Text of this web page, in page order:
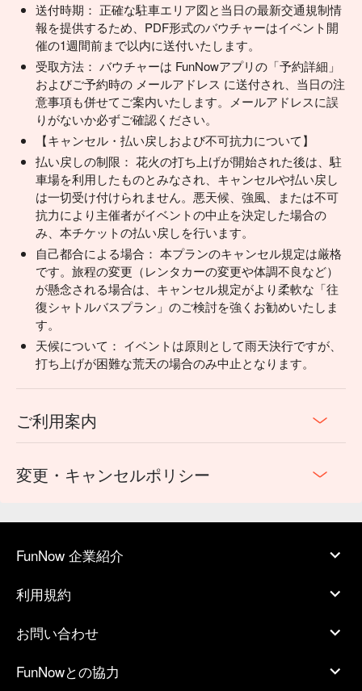
送付時期： 正確な駐車エリア図と当日の最新交通規制情
報を提供するため、PDF形式のバウチャーはイベント開
催の1週間前まで以内に送付いたします。
受取方法： バウチャーは FunNowアプリの「予約詳細」
およびご予約時の メールアドレス に送付され、当日の注
意事項も併せてご案内いたします。メールアドレスに誤
りがないか必ずご確認ください。
【キャンセル・払い戻しおよび不可抗力について】
払い戻しの制限： 花火の打ち上げが開始された後は、駐
車場を利用したものとみなされ、キャンセルや払い戻し
は一切受け付けられません。悪天候、強風、または不可
抗力により主催者がイベントの中止を決定した場合の
み、本チケットの払い戻しを行います。
自己都合による場合： 本プランのキャンセル規定は厳格
です。旅程の変更（レンタカーの変更や体調不良など）
が懸念される場合は、キャンセル規定がより柔軟な「往
復シャトルバスプラン」のご検討を強くお勧めいたしま
す。
天候について： イベントは原則として雨天決行ですが、
打ち上げが困難な荒天の場合のみ中止となります。
ご利用案内
変更・キャンセルポリシー
FunNow 企業紹介
利用規約
お問い合わせ
FunNowとの協力